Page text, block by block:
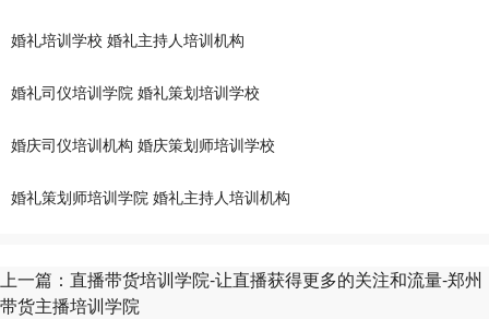
婚礼培训学校 婚礼主持人培训机构
婚礼司仪培训学院 婚礼策划培训学校
婚庆司仪培训机构 婚庆策划师培训学校
婚礼策划师培训学院 婚礼主持人培训机构
上一篇： 直播带货培训学院-让直播获得更多的关注和流量-郑州
带货主播培训学院